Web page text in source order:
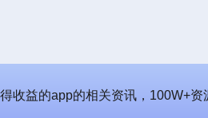
收益的app的相关资讯，100W+